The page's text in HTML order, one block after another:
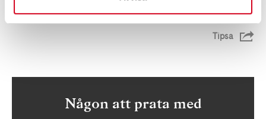
Tipsa
Någon att prata med